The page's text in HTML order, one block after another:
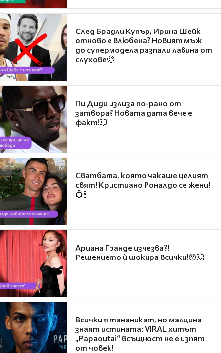
След Брадли Купър, Ирина Шейк
отново е влюбена? Новият мъж
до супермодела разпали лавина от
слухове🧐
Пи Диди излиза по-рано от
затвора? Новата дата вече е
факт!💥
Сватбата, която чакаше целият
свят! Кристиано Роналдо се жени!
💍🍾
Ариана Гранде изчезва?!
Решението ѝ шокира всички!😯💥
Всички я тананикат, но малцина
знаят истината: VIRAL хитът
„Papaoutai“ всъщност не е изпят
от човек!